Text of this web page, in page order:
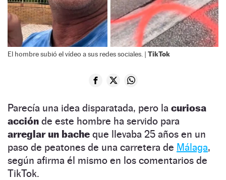
El hombre subió el vídeo a sus redes sociales. | TikTok
Parecía una idea disparatada, pero la curiosa
acción de este hombre ha servido para
arreglar un bache que llevaba 25 años en un
paso de peatones de una carretera de Málaga,
según afirma él mismo en los comentarios de
TikTok.